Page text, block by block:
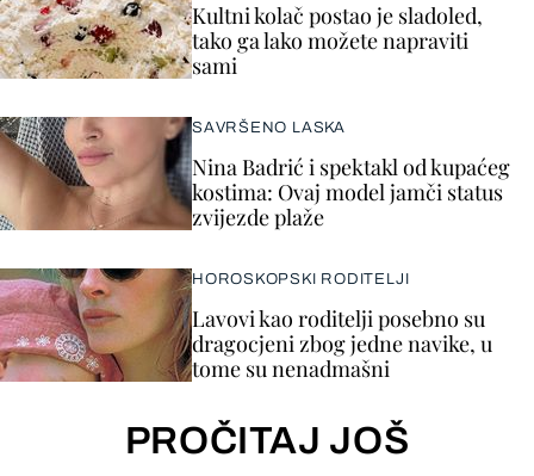
Kultni kolač postao je sladoled,
tako ga lako možete napraviti
sami
SAVRŠENO LASKA
Nina Badrić i spektakl od kupaćeg
kostima: Ovaj model jamči status
zvijezde plaže
HOROSKOPSKI RODITELJI
Lavovi kao roditelji posebno su
dragocjeni zbog jedne navike, u
tome su nenadmašni
PROČITAJ JOŠ